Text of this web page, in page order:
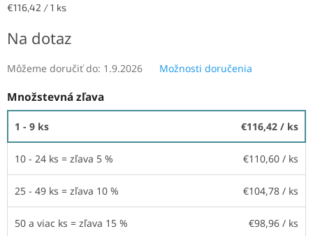
Jednotková
€116,42 / 1 ks
Na dotaz
Môžeme doručiť do: 1.9.2026 Možnosti doručenia
Množstevná zľava
1 - 9 ks €116,42 / ks
10 - 24 ks = zľava 5 % €110,60 / ks
25 - 49 ks = zľava 10 % €104,78 / ks
50 a viac ks = zľava 15 % €98,96 / ks